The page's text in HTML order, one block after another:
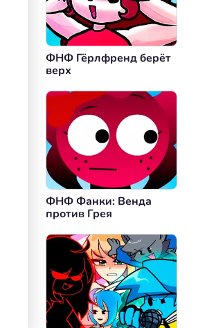
ФНФ Гёрлфренд берёт
верх
ФНФ Фанки: Венда
против Грея